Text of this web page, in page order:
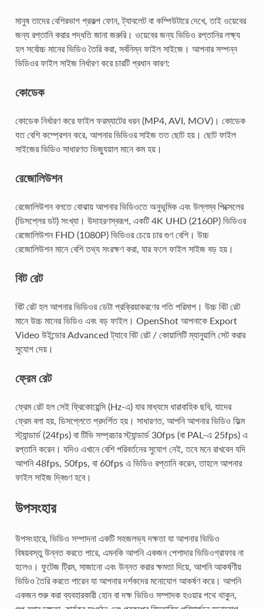
মানুষ তাদের বেশিরভাগ প্রকল্প ফোন, ট্যাবলেট বা কম্পিউটারে দেখে, তাই ওয়েবের
জন্য রপ্তানি করার পদ্ধতি জানা জরুরি। ওয়েবের জন্য ভিডিও রপ্তানির লক্ষ্য
হল সর্বোচ্চ মানের ভিডিও তৈরি করা, সর্বনিম্ন ফাইল সাইজে। আপনার সম্পন্ন
ভিডিওর ফাইল সাইজ নির্ধারণ করে চারটি প্রধান কারণ:
কোডেক
কোডেক নির্ধারণ করে ফাইল ফরম্যাটের ধরন (MP4, AVI, MOV)। কোডেক
যত বেশি কম্প্রেশন করে, আপনার ভিডিওর সাইজ তত ছোট হয়। ছোট ফাইল
সাইজের ভিডিও সাধারণত ভিজ্যুয়াল মানে কম হয়।
রেজোলিউশন
রেজোলিউশন বলতে বোঝায় আপনার ভিডিওতে অনুভূমিক এবং উল্লম্ব পিক্সেলের
(ডিসপ্লের ডট) সংখ্যা। উদাহরণস্বরূপ, একটি 4K UHD (2160P) ভিডিওর
রেজোলিউশন FHD (1080P) ভিডিওর চেয়ে চার গুণ বেশি। উচ্চ
রেজোলিউশন মানে বেশি তথ্য সংরক্ষণ করা, যার ফলে ফাইল সাইজ বড় হয়।
বিট রেট
বিট রেট হল আপনার ভিডিওর ডেটা প্রক্রিয়াকরণের গতি পরিমাপ। উচ্চ বিট রেট
মানে উচ্চ মানের ভিডিও এবং বড় ফাইল। OpenShot আপনাকে Export
Video উইন্ডোর Advanced ট্যাবে বিট রেট / কোয়ালিটি ম্যানুয়ালি সেট করার
সুযোগ দেয়।
ফ্রেম রেট
ফ্রেম রেট হল সেই ফ্রিকোয়েন্সি (Hz-এ) যার মাধ্যমে ধারাবাহিক ছবি, যাদের
ফ্রেম বলা হয়, ডিসপ্লেতে প্রদর্শিত হয়। সাধারণত, আপনি আপনার ভিডিও ফিল্ম
স্ট্যান্ডার্ড (24fps) বা টিভি সম্প্রচার স্ট্যান্ডার্ড 30fps (বা PAL-এ 25fps) এ
রপ্তানি করেন। যদিও এখানে বেশি পরিবর্তনের সুযোগ নেই, তবে মনে রাখবেন যদি
আপনি 48fps, 50fps, বা 60fps এ ভিডিও রপ্তানি করেন, তাহলে আপনার
ফাইল সাইজ দ্বিগুণ হবে।
উপসংহার
উপসংহারে, ভিডিও সম্পাদনা একটি সহজলভ্য দক্ষতা যা আপনার ভিডিও
বিষয়বস্তু উন্নত করতে পারে, এমনকি আপনি একজন পেশাদার ভিডিওগ্রাফার না
হলেও। ফুটেজ ট্রিম, সাজানো এবং উন্নত করার ক্ষমতা দিয়ে, আপনি আকর্ষণীয়
ভিডিও তৈরি করতে পারেন যা আপনার দর্শকদের মনোযোগ আকর্ষণ করে। আপনি
একজন শুরু করা ব্যবহারকারী হোন বা দক্ষ ভিডিও সম্পাদক হওয়ার পথে থাকুন,